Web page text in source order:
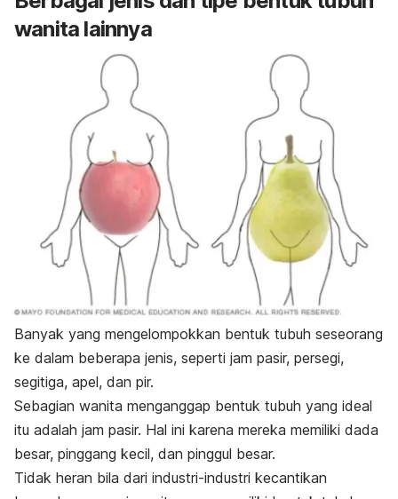
wanita lainnya
Banyak yang mengelompokkan bentuk tubuh seseorang
ke dalam beberapa jenis, seperti jam pasir, persegi,
segitiga, apel, dan pir.
Sebagian wanita menganggap bentuk tubuh yang ideal
itu adalah jam pasir. Hal ini karena mereka memiliki dada
besar, pinggang kecil, dan pinggul besar.
Tidak heran bila dari industri-industri kecantikan